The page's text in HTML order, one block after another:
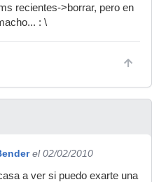
recientes->borrar, pero en
: \
el 02/02/2010
a ver si puedo exarte una